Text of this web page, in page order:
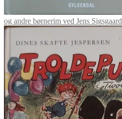
og andre børnerim ved Jens Sigsgaard